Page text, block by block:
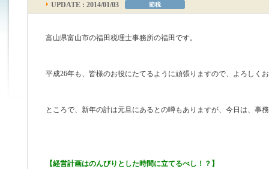
UPDATE : 2014/01/03 節税
富山県富山市の福田税理士事務所の福田です。
平成26年も、皆様のお役にたてるように頑張りますので、よろしく
ところで、新年の計は元旦にあるとの噂もありますが、今日は、事
【経営計画はのんびりとした時間に立てるべし！？】